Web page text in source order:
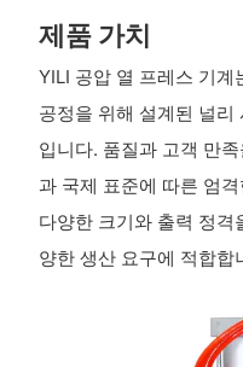
제품 가치
YILI 공압 열 프레스 기
공정을 위해 설계된 널리
입니다. 품질과 고객 만
과 국제 표준에 따른 엄
다양한 크기와 출력 정
양한 생산 요구에 적합합